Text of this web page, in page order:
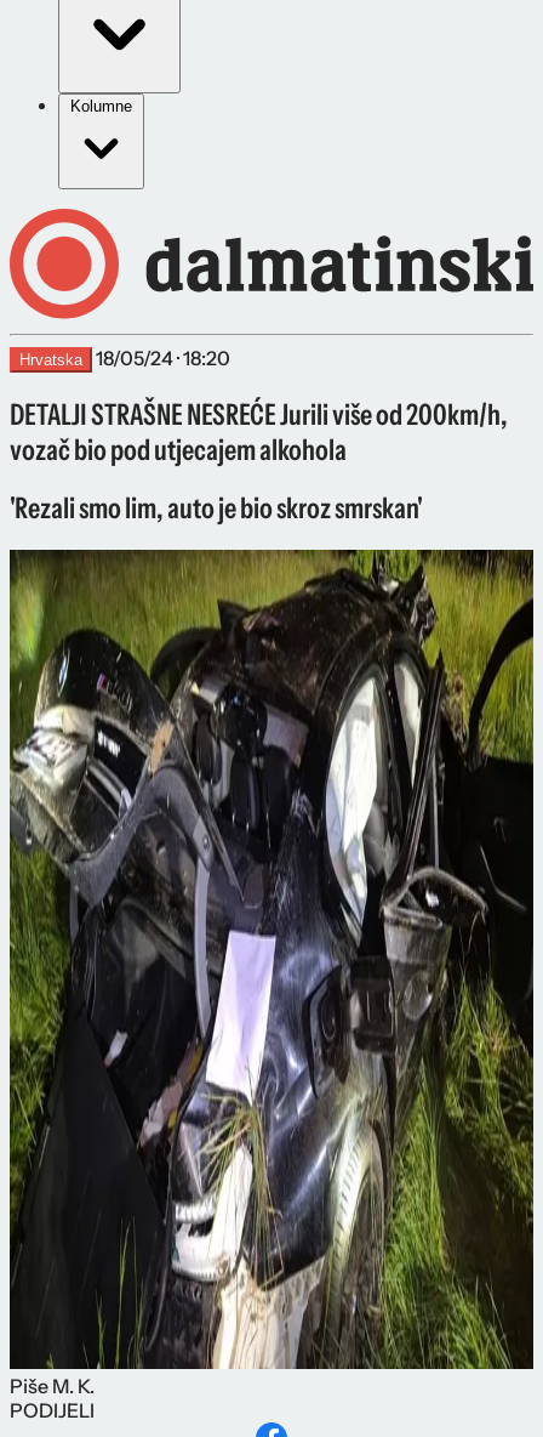
Kolumne
Hrvatska 18/05/24 · 18:20
DETALJI STRAŠNE NESREĆE Jurili više od 200km/h,
vozač bio pod utjecajem alkohola
'Rezali smo lim, auto je bio skroz smrskan'
Piše M. K.
PODIJELI